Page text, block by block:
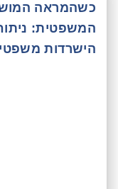
כשהמראה
המשפטית:
הישרדות